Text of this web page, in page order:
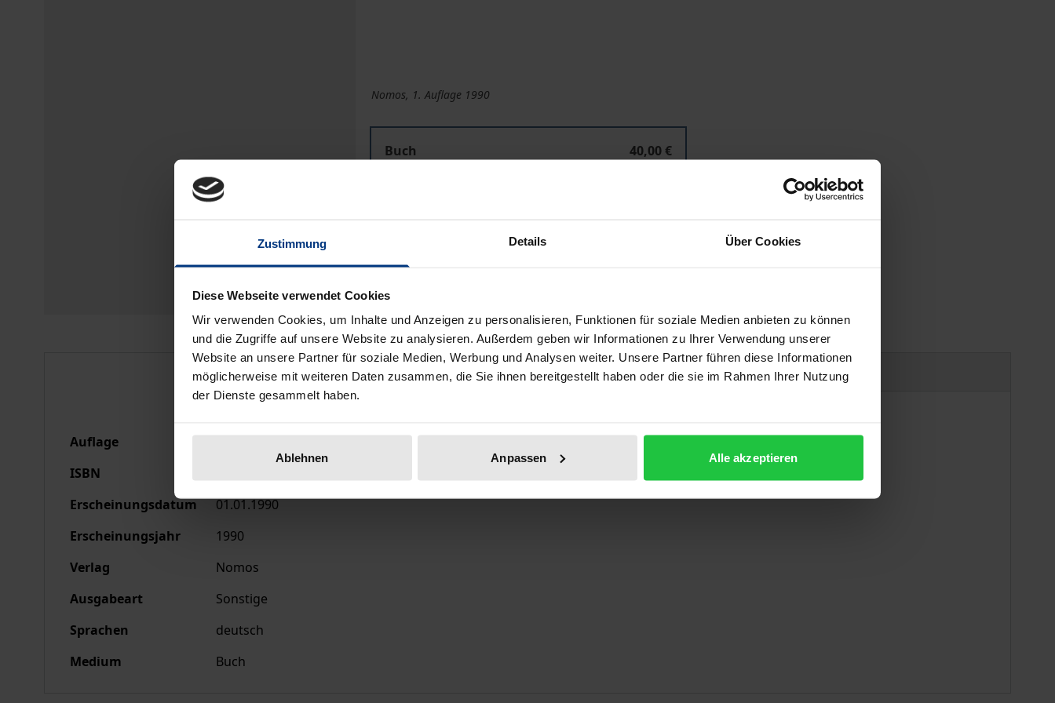
Zustimmung Details Über Cookies
Diese Webseite verwendet Cookies
Wir verwenden Cookies, um Inhalte und Anzeigen zu personalisieren, Funktionen für soziale Medien anbieten zu können
und die Zugriffe auf unsere Website zu analysieren. Außerdem geben wir Informationen zu Ihrer Verwendung unserer
Website an unsere Partner für soziale Medien, Werbung und Analysen weiter. Unsere Partner führen diese Informationen
möglicherweise mit weiteren Daten zusammen, die Sie ihnen bereitgestellt haben oder die sie im Rahmen Ihrer Nutzung
der Dienste gesammelt haben.
Ablehnen Anpassen Alle akzeptieren
Nomos, 1. Auflage 1990
Buch
40,00 €
In den Warenkorb
Hinweise zu Versandkosten
Bibliografische Angaben Produktsicherheit
Auflage
ISBN
Erscheinungsdatum
01.01.1990
Erscheinungsjahr
1990
Verlag
Nomos
Ausgabeart
Sonstige
Sprachen
deutsch
Medium
Buch